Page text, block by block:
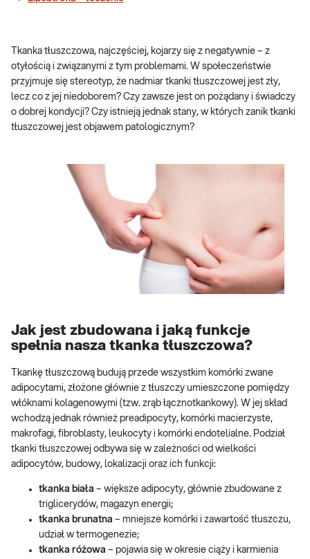
Tkanka tłuszczowa, najczęściej, kojarzy się z negatywnie – z
otyłością i związanymi z tym problemami. W społeczeństwie
przyjmuje się stereotyp, że nadmiar tkanki tłuszczowej jest zły,
lecz co z jej niedoborem? Czy zawsze jest on pożądany i świadczy
o dobrej kondycji? Czy istnieją jednak stany, w których zanik tkanki
tłuszczowej jest objawem patologicznym?
Jak jest zbudowana i jaką funkcje
spełnia nasza tkanka tłuszczowa?
Tkankę tłuszczową budują przede wszystkim komórki zwane
adipocytami, złożone głównie z tłuszczy umieszczone pomiędzy
włóknami kolagenowymi (tzw. zrąb łącznotkankowy). W jej skład
wchodzą jednak również preadipocyty, komórki macierzyste,
makrofagi, fibroblasty, leukocyty i komórki endotelialne. Podział
tkanki tłuszczowej odbywa się w zależności od wielkości
adipocytów, budowy, lokalizacji oraz ich funkcji:
tkanka biała – większe adipocyty, głównie zbudowane z
triglicerydów, magazyn energii;
tkanka brunatna – mniejsze komórki i zawartość tłuszczu,
udział w termogenezie;
tkanka różowa – pojawia się w okresie ciąży i karmienia